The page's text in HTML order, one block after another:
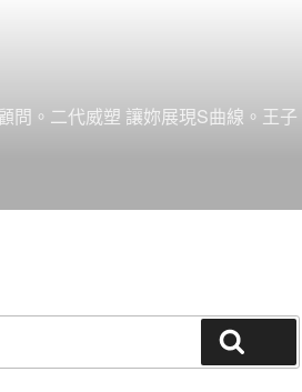
問。二代威塑 讓妳展現S曲線。王子